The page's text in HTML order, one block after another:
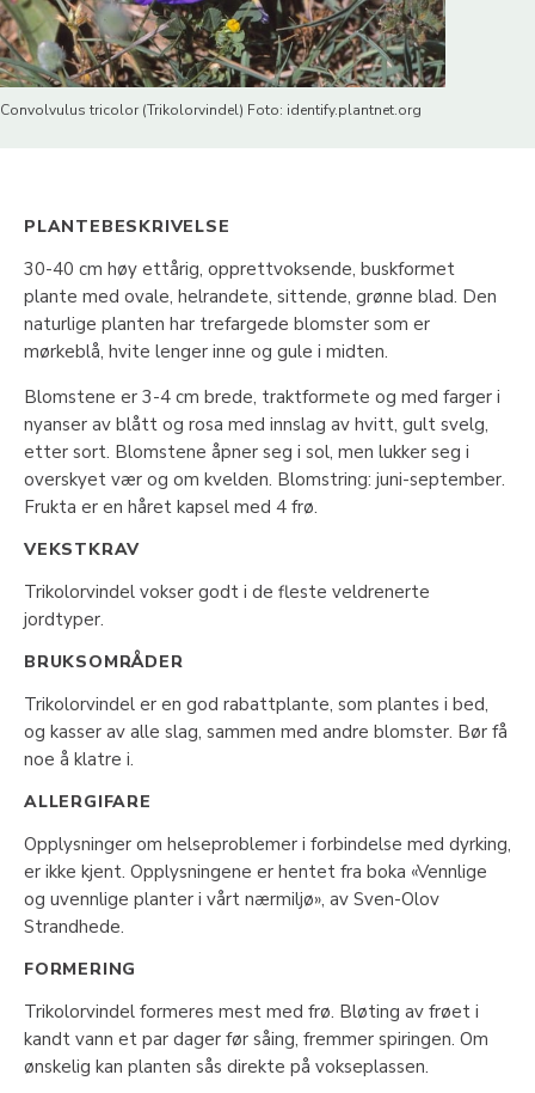
Convolvulus tricolor (Trikolorvindel) Foto: identify.plantnet.org
PLANTEBESKRIVELSE
30-40 cm høy ettårig, opprettvoksende, buskformet
plante med ovale, helrandete, sittende, grønne blad. Den
naturlige planten har trefargede blomster som er
mørkeblå, hvite lenger inne og gule i midten.
Blomstene er 3-4 cm brede, traktformete og med farger i
nyanser av blått og rosa med innslag av hvitt, gult svelg,
etter sort. Blomstene åpner seg i sol, men lukker seg i
overskyet vær og om kvelden. Blomstring: juni-september.
Frukta er en håret kapsel med 4 frø.
VEKSTKRAV
Trikolorvindel vokser godt i de fleste veldrenerte
jordtyper.
BRUKSOMRÅDER
Trikolorvindel er en god rabattplante, som plantes i bed,
og kasser av alle slag, sammen med andre blomster. Bør få
noe å klatre i.
ALLERGIFARE
Opplysninger om helseproblemer i forbindelse med dyrking,
er ikke kjent. Opplysningene er hentet fra boka «Vennlige
og uvennlige planter i vårt nærmiljø», av Sven-Olov
Strandhede.
FORMERING
Trikolorvindel formeres mest med frø. Bløting av frøet i
kandt vann et par dager før såing, fremmer spiringen. Om
ønskelig kan planten sås direkte på vokseplassen.